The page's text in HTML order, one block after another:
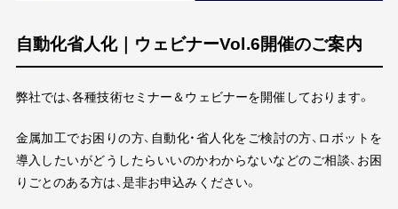
導入の流れ
自動化省人化｜ウェビナーVol.6開催のご案内
弊社では、各種技術セミナー＆ウェビナーを開催しております。
金属加工でお困りの方、自動化・省人化をご検討の方、ロボットを
導入したいがどうしたらいいのかわからないなどのご相談、お困
りごとのある方は、是非お申込みください。